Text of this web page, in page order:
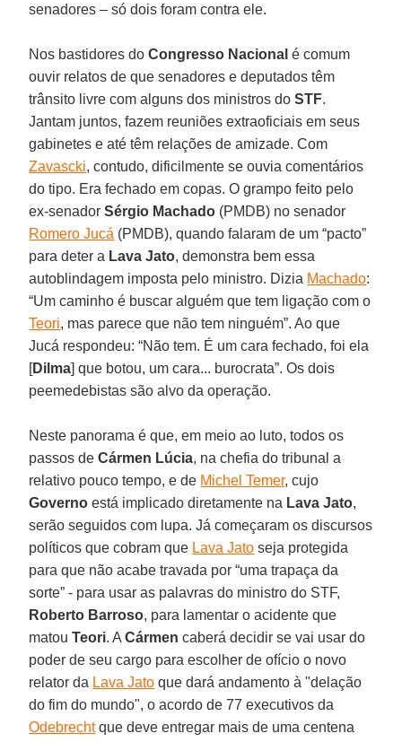
senadores – só dois foram contra ele.
Nos bastidores doCongresso Nacional é comum
ouvir relatos de que senadores e deputados têm
trânsito livre com alguns dos ministros doSTF.
Jantam juntos, fazem reuniões extraoficiais em seus
gabinetes e até têm relações de amizade. Com
Zavascki, contudo, dificilmente se ouvia comentários
do tipo. Era fechado em copas. O grampo feito pelo
ex-senadorSérgio Machado (PMDB) no senador
Romero Jucá (PMDB), quando falaram de um “pacto”
para deter a Lava Jato, demonstra bem essa
autoblindagem imposta pelo ministro. Dizia Machado:
“Um caminho é buscar alguém que tem ligação com o
Teori, mas parece que não tem ninguém”. Ao que
Jucá respondeu: “Não tem. É um cara fechado, foi ela
[Dilma] que botou, um cara... burocrata”. Os dois
peemedebistas são alvo da operação.
Neste panorama é que, em meio ao luto, todos os
passos deCármen Lúcia, na chefia do tribunal a
relativo pouco tempo, e de Michel Temer, cujo
Governo está implicado diretamente na Lava Jato,
serão seguidos com lupa. Já começaram os discursos
políticos que cobram que Lava Jato seja protegida
para que não acabe travada por “uma trapaça da
sorte” - para usar as palavras do ministro do STF,
Roberto Barroso, para lamentar o acidente que
matouTeori. ACármen caberá decidir se vai usar do
poder de seu cargo para escolher de ofício o novo
relator da Lava Jato que dará andamento à "delação
do fim do mundo", o acordo de 77 executivos da
Odebrechtque deve entregar mais de uma centena